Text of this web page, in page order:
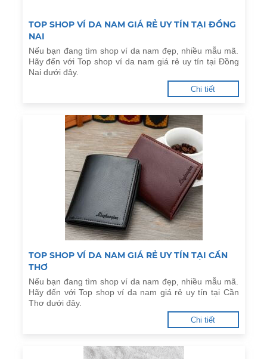
TOP SHOP VÍ DA NAM GIÁ RẺ UY TÍN TẠI ĐỒNG
NAI
Nếu bạn đang tìm shop ví da nam đẹp, nhiều mẫu mã.
Hãy đến với Top shop ví da nam giá rẻ uy tín tại Đồng
Nai dưới đây.
Chi tiết
TOP SHOP VÍ DA NAM GIÁ RẺ UY TÍN TẠI CẦN
THƠ
Nếu bạn đang tìm shop ví da nam đẹp, nhiều mẫu mã.
Hãy đến với Top shop ví da nam giá rẻ uy tín tại Cần
Thơ dưới đây.
Chi tiết